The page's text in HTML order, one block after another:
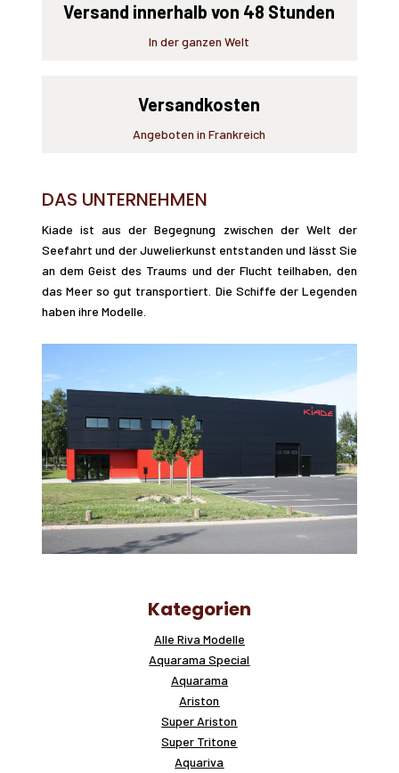
Versand innerhalb von 48 Stunden
In der ganzen Welt
Versandkosten
Angeboten in Frankreich
DAS UNTERNEHMEN
Kiade ist aus der Begegnung zwischen der Welt der
Seefahrt und der Juwelierkunst entstanden und lässt Sie
an dem Geist des Traums und der Flucht teilhaben, den
das Meer so gut transportiert. Die Schiffe der Legenden
haben ihre Modelle.
Kategorien
Alle Riva Modelle
Aquarama Special
Aquarama
Ariston
Super Ariston
Super Tritone
Aquariva